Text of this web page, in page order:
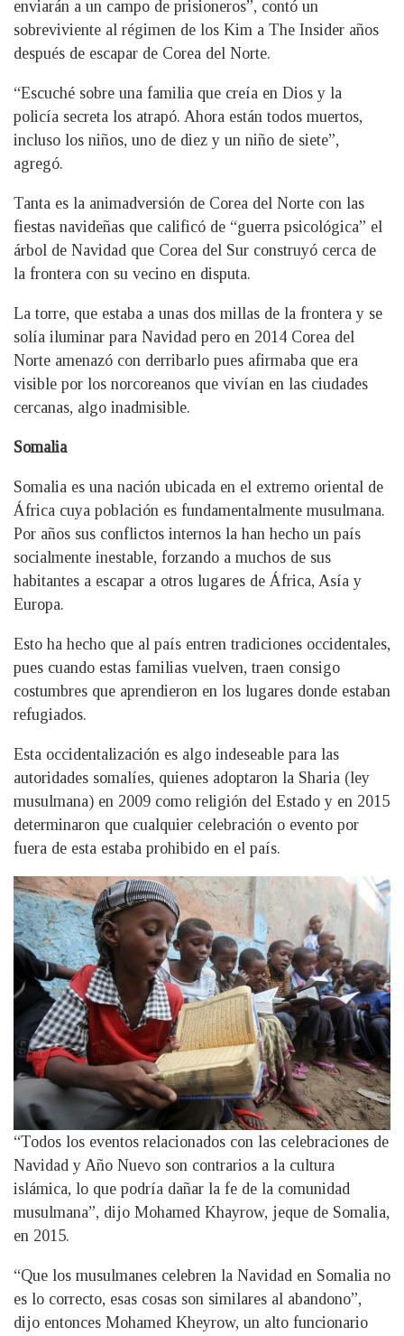
enviarán a un campo de prisioneros”, contó un
sobreviviente al régimen de los Kim a The Insider años
después de escapar de Corea del Norte.
“Escuché sobre una familia que creía en Dios y la
policía secreta los atrapó. Ahora están todos muertos,
incluso los niños, uno de diez y un niño de siete”,
agregó.
Tanta es la animadversión de Corea del Norte con las
fiestas navideñas que calificó de “guerra psicológica” el
árbol de Navidad que Corea del Sur construyó cerca de
la frontera con su vecino en disputa.
La torre, que estaba a unas dos millas de la frontera y se
solía iluminar para Navidad pero en 2014 Corea del
Norte amenazó con derribarlo pues afirmaba que era
visible por los norcoreanos que vivían en las ciudades
cercanas, algo inadmisible.
Somalia
Somalia es una nación ubicada en el extremo oriental de
África cuya población es fundamentalmente musulmana.
Por años sus conflictos internos la han hecho un país
socialmente inestable, forzando a muchos de sus
habitantes a escapar a otros lugares de África, Asía y
Europa.
Esto ha hecho que al país entren tradiciones occidentales,
pues cuando estas familias vuelven, traen consigo
costumbres que aprendieron en los lugares donde estaban
refugiados.
Esta occidentalización es algo indeseable para las
autoridades somalíes, quienes adoptaron la Sharia (ley
musulmana) en 2009 como religión del Estado y en 2015
determinaron que cualquier celebración o evento por
fuera de esta estaba prohibido en el país.
“Todos los eventos relacionados con las celebraciones de
Navidad y Año Nuevo son contrarios a la cultura
islámica, lo que podría dañar la fe de la comunidad
musulmana”, dijo Mohamed Khayrow, jeque de Somalia,
en 2015.
“Que los musulmanes celebren la Navidad en Somalia no
es lo correcto, esas cosas son similares al abandono”,
dijo entonces Mohamed Kheyrow, un alto funcionario